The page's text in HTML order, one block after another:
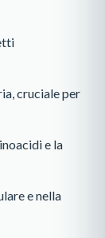
cruciale per
e la
e nella